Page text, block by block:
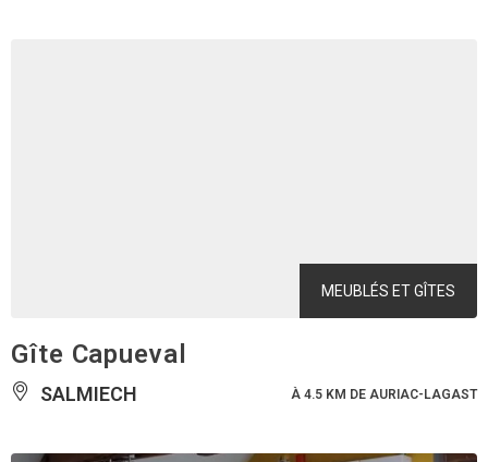
MEUBLÉS ET GÎTES
Gîte Capueval
SALMIECH À 4.5 KM DE AURIAC-LAGAST